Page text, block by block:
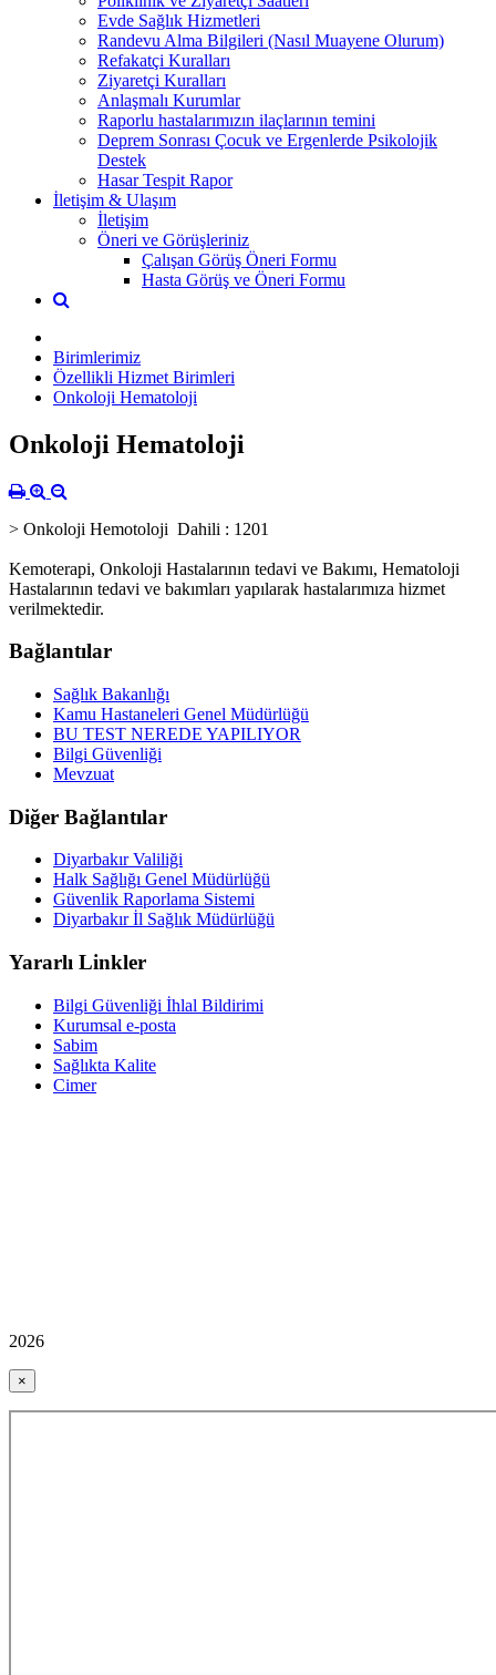
Evde Sağlık Hizmetleri
Randevu Alma Bilgileri (Nasıl Muayene Olurum)
Refakatçi Kuralları
Ziyaretçi Kuralları
Anlaşmalı Kurumlar
Raporlu hastalarımızın ilaçlarının temini
Deprem Sonrası Çocuk ve Ergenlerde Psikolojik
Destek
Hasar Tespit Rapor
İletişim & Ulaşım
İletişim
Öneri ve Görüşleriniz
Çalışan Görüş Öneri Formu
Hasta Görüş ve Öneri Formu
Birimlerimiz
Özellikli Hizmet Birimleri
Onkoloji Hematoloji
Onkoloji Hematoloji
> Onkoloji Hemotoloji Dahili : 1201
Kemoterapi, Onkoloji Hastalarının tedavi ve Bakımı, Hematoloji
Hastalarının tedavi ve bakımları yapılarak hastalarımıza hizmet
verilmektedir.
Bağlantılar
Sağlık Bakanlığı
Kamu Hastaneleri Genel Müdürlüğü
BU TEST NEREDE YAPILIYOR
Bilgi Güvenliği
Mevzuat
Diğer Bağlantılar
Diyarbakır Valiliği
Halk Sağlığı Genel Müdürlüğü
Güvenlik Raporlama Sistemi
Diyarbakır İl Sağlık Müdürlüğü
Yararlı Linkler
Bilgi Güvenliği İhlal Bildirimi
Kurumsal e-posta
Sabim
Sağlıkta Kalite
Cimer
2026
×